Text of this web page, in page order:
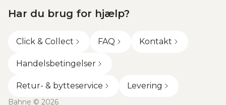
Kontakt
Cookiepolitik
Facebook
TikTok
Har du brug for hjælp?
Click & Collect FAQ Kontakt
Handelsbetingelser
Retur- & bytteservice Levering
Bahne © 2026